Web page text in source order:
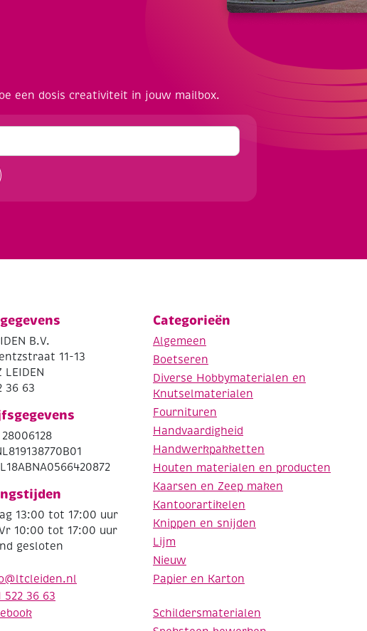
een dosis creativiteit in jouw mailbox.
B.V.
11-13
LEIDEN
36 63
13:00 tot 17:00 uur
10:00 tot 17:00 uur
gesloten
522 36 63
Categorieën
Algemeen
Boetseren
Diverse Hobbymaterialen en
Knutselmaterialen
Fournituren
Handvaardigheid
Handwerkpakketten
Houten materialen en producten
Kaarsen en Zeep maken
Kantoorartikelen
Knippen en snijden
Lijm
Nieuw
Papier en Karton
Schildersmaterialen